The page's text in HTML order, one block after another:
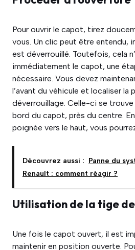
Pour ouvrir le capot, tirez
vous. Un clic peut être entendu,
est déverrouillé. Toutefois, cela
immédiatement le capot, une
nécessaire. Vous devez
l’avant du véhicule et localiser la
déverrouillage. Celle-ci se trouve
bord du capot, près du centre.
poignée vers le haut, vous
Découvrez aussi : Panne du
Renault : comment réagir ?
Utilisation de la tige
Une fois le capot ouvert, il est
maintenir en position ouverte.